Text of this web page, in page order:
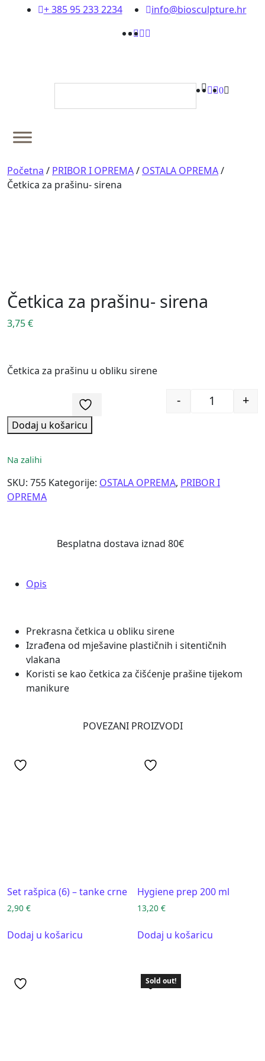
content + 385 95 233 2234 info@biosculpture.hr
0
Početna / PRIBOR I OPREMA/ OSTALA OPREMA/
Četkica za prašinu- sirena
Četkica za prašinu- sirena
3,75€
Četkica za prašinu u obliku sirene
Quantity
- +
Dodaj u košaricu
Na zalihi
SKU: 755 Kategorije: OSTALA OPREMA, PRIBOR I
OPREMA
Besplatna dostava iznad 80€
Opis
Prekrasna četkica u obliku sirene
Izrađena od mješavine plastičnih i sitentičnih
vlakana
Koristi se kao četkica za čišćenje prašine tijekom
manikure
POVEZANI PROIZVODI
Set rašpica (6) – tanke crne
2,90 €
Dodaj u košaricu
Hygiene prep 200 ml
13,20€
Dodaj u košaricu
Sold out!